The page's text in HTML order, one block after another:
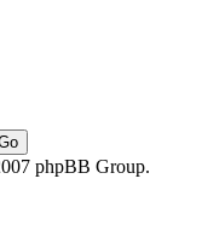
phpBB Group.